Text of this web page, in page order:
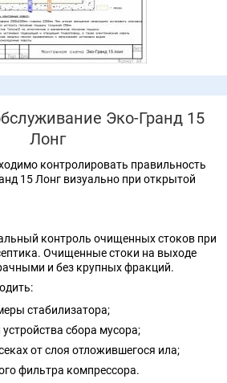
Эко-Гранд 15
Лонг
контролировать правильность
15 Лонг визуально при открытой
контроль очищенных стоков при
Очищенные стоки на выходе
и без крупных фракций.
стабилизатора;
сбора мусора;
от слоя отложившегося ила;
фильтра компрессора.